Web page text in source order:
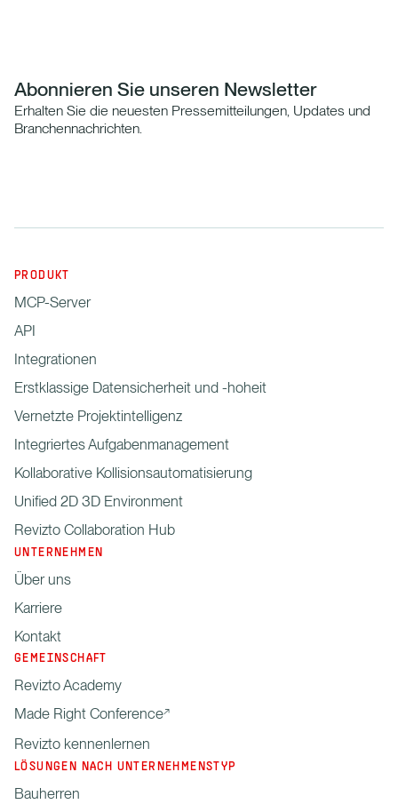
Abonnieren Sie unseren Newsletter
Erhalten Sie die neuesten Pressemitteilungen, Updates und
Branchennachrichten.
PRODUKT
MCP-Server
API
Integrationen
Erstklassige Datensicherheit und -hoheit
Vernetzte Projektintelligenz
Integriertes Aufgabenmanagement
Kollaborative Kollisionsautomatisierung
Unified 2D 3D Environment
Revizto Collaboration Hub
UNTERNEHMEN
Über uns
Karriere
Kontakt
GEMEINSCHAFT
Revizto Academy
Made Right Conference
Revizto kennenlernen
LÖSUNGEN NACH UNTERNEHMENSTYP
Bauherren